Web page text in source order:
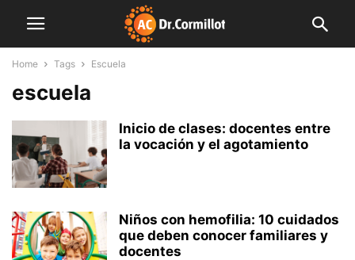
Home Tags Escuela
escuela
Inicio de clases: docentes entre
la vocación y el agotamiento
Niños con hemofilia: 10 cuidados
que deben conocer familiares y
docentes